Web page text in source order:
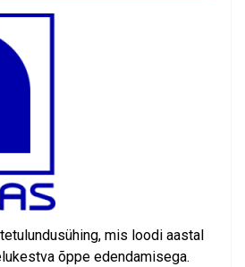
mis loodi aastal
õppe edendamisega.